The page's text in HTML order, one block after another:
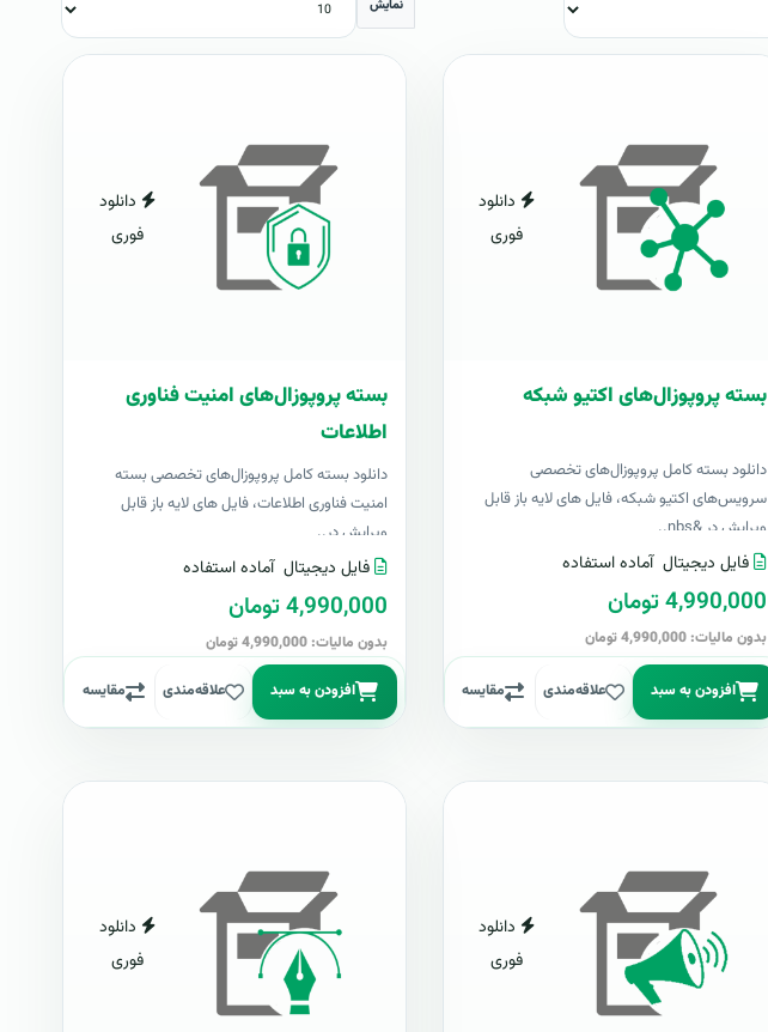
نمایش
دانلود
فوری
بسته پروپوزال‌های اکتیو شبکه
دانلود بسته کامل پروپوزال‌های تخصصی
سرویس‌های اکتیو شبکه، فایل های لایه باز قابل
ویرایش در &nbs..
فایل دیجیتال آماده استفاده
4,990,000 تومان
بدون مالیات: 4,990,000 تومان
افزودن به سبد علاقه‌مندی مقایسه
دانلود
فوری
بسته پروپوزال‌های امنیت فناوری
اطلاعات
دانلود بسته کامل پروپوزال‌های تخصصی بسته
امنیت فناوری اطلاعات، فایل های لایه باز قابل
ویرایش در..
فایل دیجیتال آماده استفاده
4,990,000 تومان
بدون مالیات: 4,990,000 تومان
افزودن به سبد علاقه‌مندی مقایسه
دانلود
فوری
دانلود
فوری